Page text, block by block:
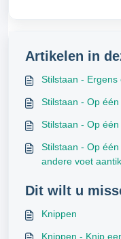
Artikelen in
Stilstaan -
Stilstaan - Op
Stilstaan - Op
Stilstaan - Op
andere voet
Dit wilt u
Knippen
Knippen - Knip